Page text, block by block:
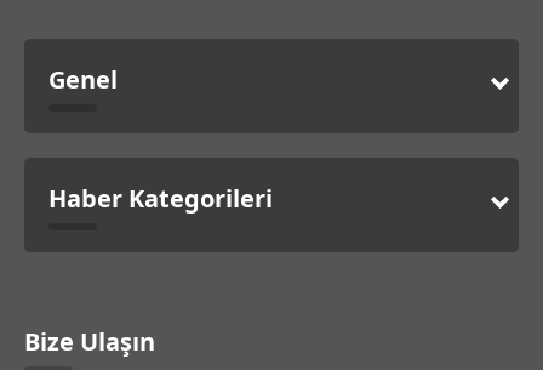
Genel
Haber Kategorileri
Bize Ulaşın